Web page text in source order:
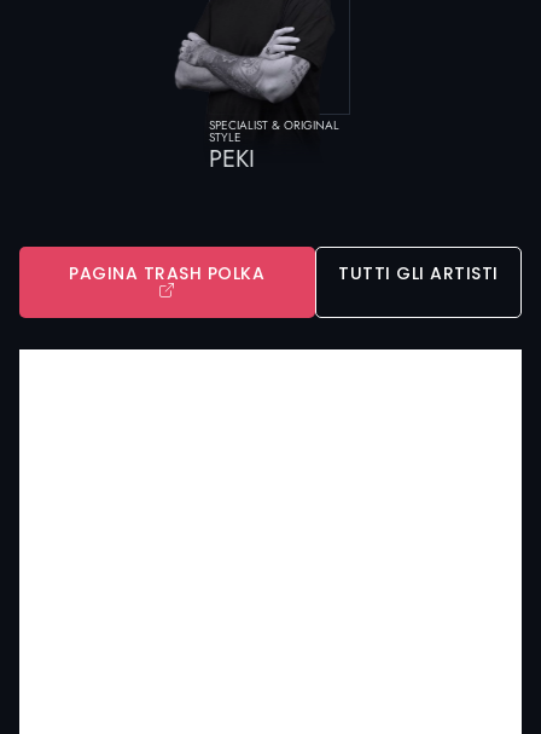
SPECIALIST & ORIGINAL
STYLE
PEKI
PAGINA TRASH POLKA TUTTI GLI ARTISTI